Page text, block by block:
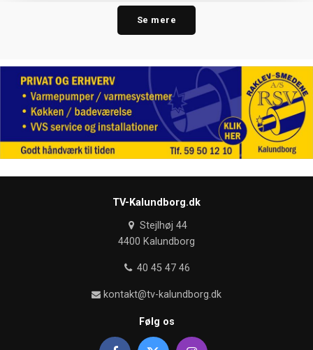
Se mere
TV-Kalundborg.dk
Stejlhøj 44
4400 Kalundborg
40 45 47 46
kontakt@tv-kalundborg.dk
Følg os